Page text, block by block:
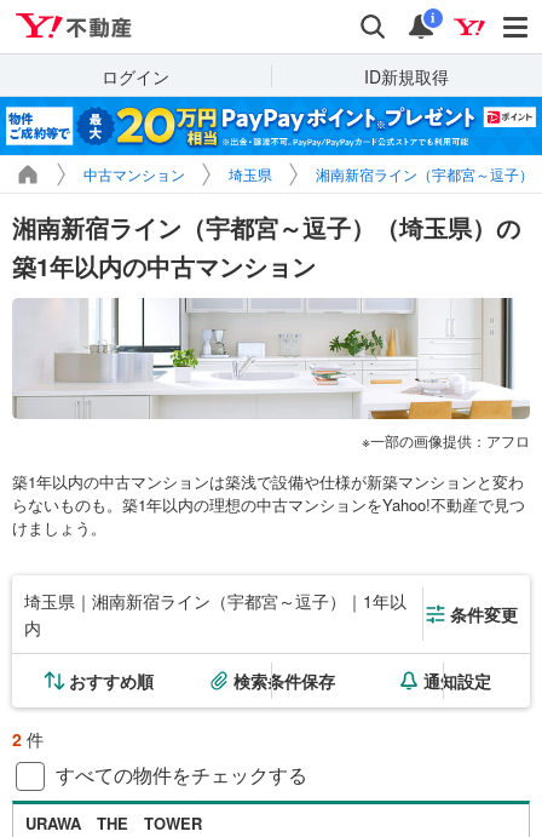
検索 通知
i
ログイン ID新規取得
中古マンション 埼玉県 湘南新宿ライン（宇都宮～逗子）
湘南新宿ライン（宇都宮～逗子）（埼玉県）の
築1年以内の中古マンション
一部の画像提供：アフロ
築1年以内の中古マンションは築浅で設備や仕様が新築マンションと変わ
らないものも。築1年以内の理想の中古マンションをYahoo!不動産で見つ
けましょう。
埼玉県｜湘南新宿ライン（宇都宮～逗子）｜1年以
内
条件変更
おすすめ順 検索条件保存 通知設定
2 件
すべての物件をチェックする
URAWA THE TOWER